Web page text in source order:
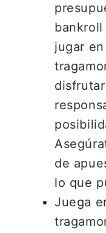
jugar
de
lo que
Juega